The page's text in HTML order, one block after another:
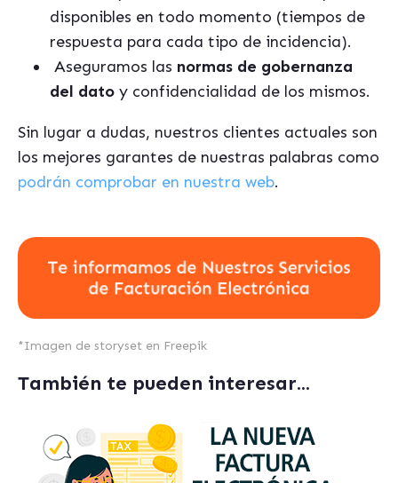
disponibles en todo momento (tiempos de
respuesta para cada tipo de incidencia).
Aseguramos las normas de gobernanza
del dato y confidencialidad de los mismos.
Sin lugar a dudas, nuestros clientes actuales son
los mejores garantes de nuestras palabras como
podrán comprobar en nuestra web.
*Imagen de storyset en Freepik
También te pueden interesar...